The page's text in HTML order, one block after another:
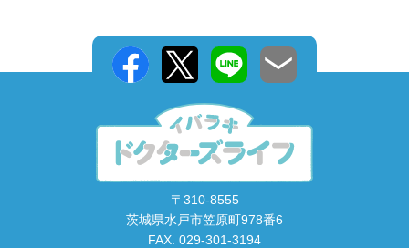
〒310-8555
茨城県水戸市笠原町978番6
FAX. 029-301-3194